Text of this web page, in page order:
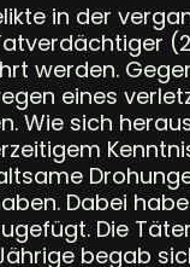
in der
werden.
eines
Wie sich
Dabei
Die
begab